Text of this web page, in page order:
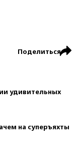
Поделиться
удивительных
на суперъяхты